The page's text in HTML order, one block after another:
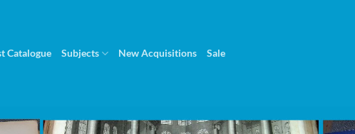
Catalogue Subjects New Acquisitions Sale